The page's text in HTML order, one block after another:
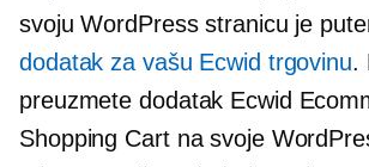
svoju WordPress stranicu je
dodatak za vašu Ecwid trgovinu.
preuzmete dodatak Ecwid
Shopping Cart na svoje